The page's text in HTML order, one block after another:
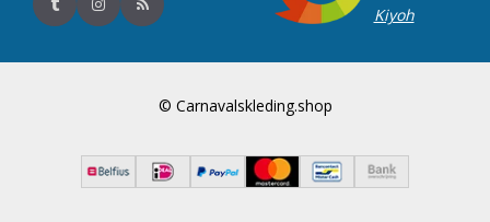
Kiyoh
© Carnavalskleding.shop